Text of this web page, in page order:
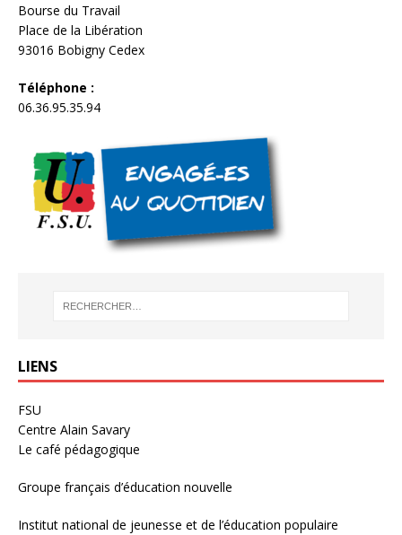
Bourse du Travail
Place de la Libération
93016 Bobigny Cedex
Téléphone :
06.36.95.35.94
LIENS
FSU
Centre Alain Savary
Le café pédagogique
Groupe français d’éducation nouvelle
Institut national de jeunesse et de l’éducation populaire